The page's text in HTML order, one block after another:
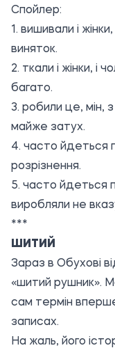
Спойлер:
1. вишивали і
виняток.
2. ткали і жінки, і
багато.
3. робили це, мін,
майже затух.
4. часто йдеться
розрізнення.
5. часто йдеться
виробляли не
***
ШИТИЙ
Зараз в Обухові
«шитий рушник».
сам термін
записах.
На жаль, його